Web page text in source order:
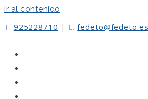
Ir al contenido
T. 925228710 | E. fedeto@fedeto.es